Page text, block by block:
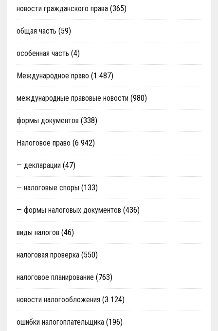
новости гражданского права(365)
общая часть (59)
особенная часть (4)
Международное право (1 487)
международные правовые новости (980)
формы документов (338)
Налоговое право (6 942)
— декларации (47)
— налоговые споры (133)
— формы налоговых документов (436)
виды налогов (46)
налоговая проверка(550)
налоговое планирование (763)
новости налогообложения (3 124)
ошибки налогоплательщика(196)